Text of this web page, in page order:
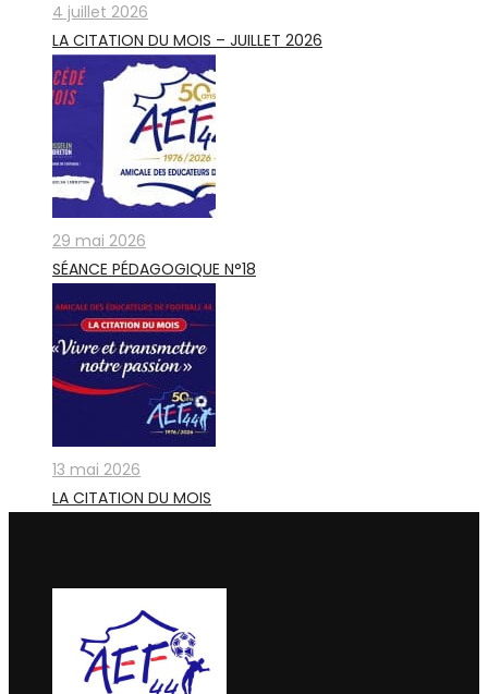
4 juillet 2026
LA CITATION DU MOIS – JUILLET 2026
29 mai 2026
SÉANCE PÉDAGOGIQUE N°18
13 mai 2026
LA CITATION DU MOIS